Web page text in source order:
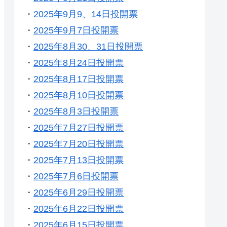
・ 2025年9月9、14日投開票
・ 2025年9月7日投開票
・ 2025年8月30、31日投開票
・ 2025年8月24日投開票
・ 2025年8月17日投開票
・ 2025年8月10日投開票
・ 2025年8月3日投開票
・ 2025年7月27日投開票
・ 2025年7月20日投開票
・ 2025年7月13日投開票
・ 2025年7月6日投開票
・ 2025年6月29日投開票
・ 2025年6月22日投開票